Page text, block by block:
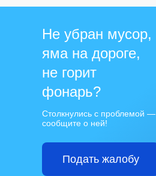
Не убран мусор,
яма на дороге,
не горит
фонарь?
Столкнулись с проблемой —
сообщите о ней!
Подать жалобу